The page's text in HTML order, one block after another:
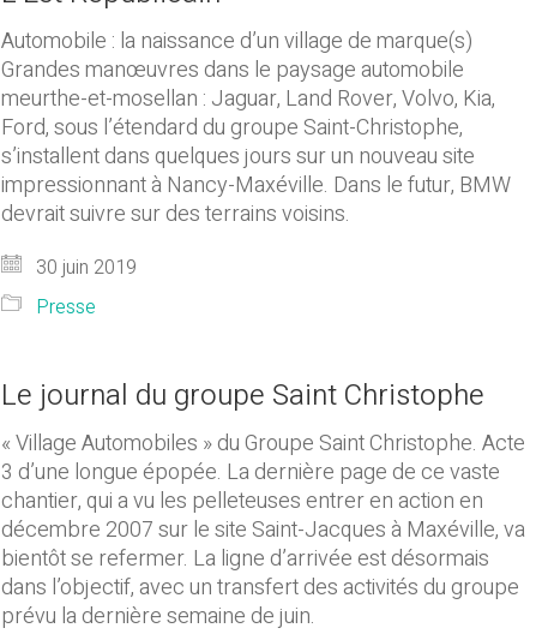
Automobile : la naissance d’un village de marque(s)
Grandes manœuvres dans le paysage automobile
meurthe-et-mosellan : Jaguar, Land Rover, Volvo, Kia,
Ford, sous l’étendard du groupe Saint-Christophe,
s’installent dans quelques jours sur un nouveau site
impressionnant à Nancy-Maxéville. Dans le futur, BMW
devrait suivre sur des terrains voisins.
30 juin 2019
Presse
Le journal du groupe Saint Christophe
« Village Automobiles » du Groupe Saint Christophe. Acte
3 d’une longue épopée. La dernière page de ce vaste
chantier, qui a vu les pelleteuses entrer en action en
décembre 2007 sur le site Saint-Jacques à Maxéville, va
bientôt se refermer. La ligne d’arrivée est désormais
dans l’objectif, avec un transfert des activités du groupe
prévu la dernière semaine de juin.